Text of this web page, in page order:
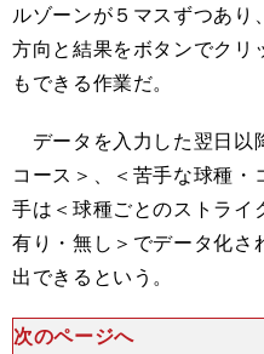
ルゾーンが５マスずつあり
方向と結果をボタンでクリ
もできる作業だ。
データを入力した翌日以
コース＞、＜苦手な球種・
手は＜球種ごとのストライ
有り・無し＞でデータ化さ
出できるという。
次のページへ